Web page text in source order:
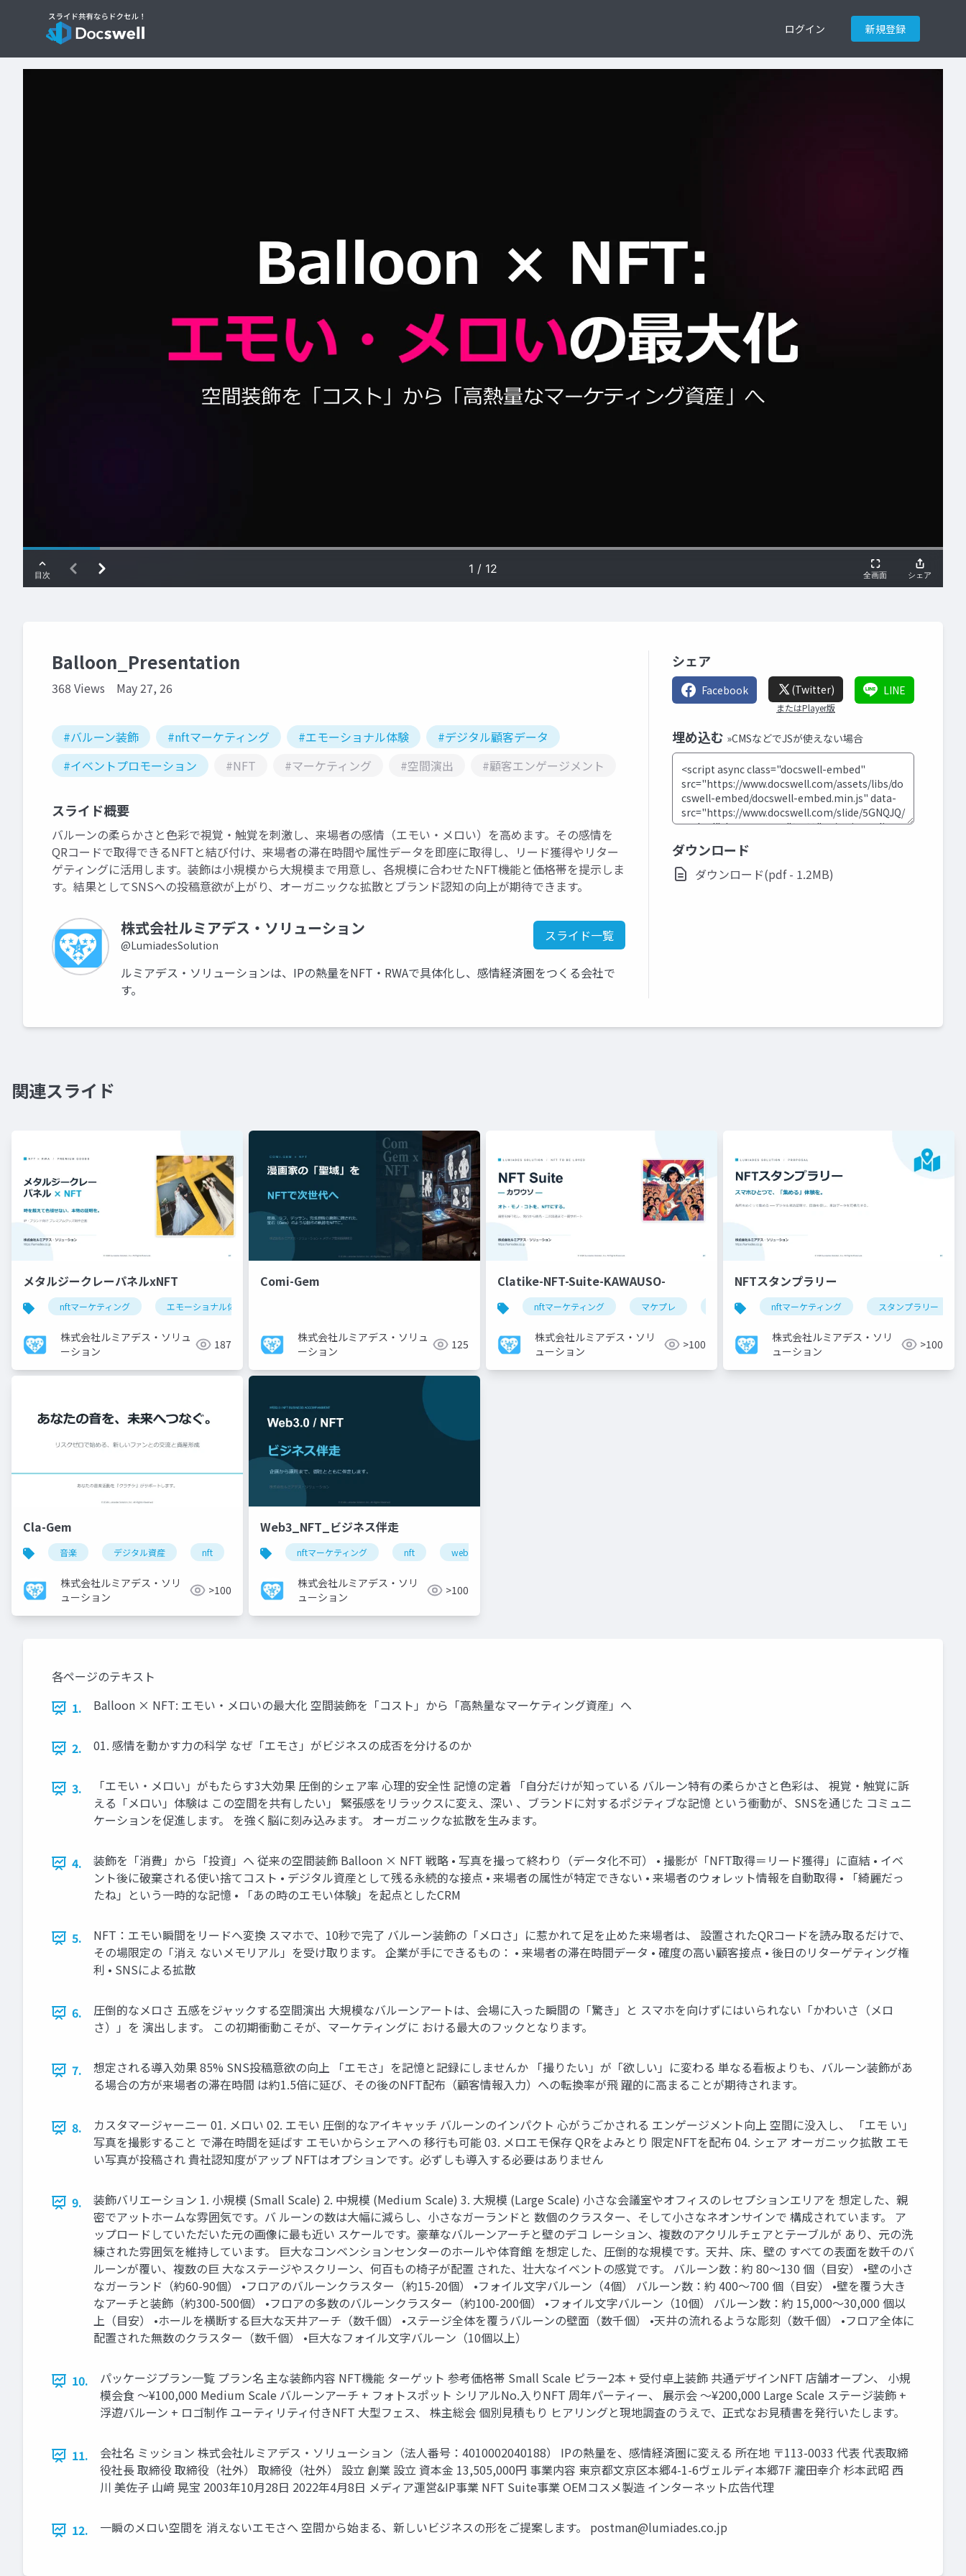
ログイン 新規登録
Balloon_Presentation
368 Views May 27, 26
#バルーン装飾 #nftマーケティング #エモーショナル体験
#デジタル顧客データ
#イベントプロモーション
#NFT #マーケティング #空間演出 #顧客エンゲージメント
スライド概要
バルーンの柔らかさと色彩で視覚・触覚を刺激し、来場者の感情（エモい・メロい）を高めます。その感情を
QRコードで取得できるNFTと結び付け、来場者の滞在時間や属性データを即座に取得し、リード獲得やリター
ゲティングに活用します。装飾は小規模から大規模まで用意し、各規模に合わせたNFT機能と価格帯を提示しま
す。結果としてSNSへの投稿意欲が上がり、オーガニックな拡散とブランド認知の向上が期待できます。
株式会社ルミアデス・ソリューション
@LumiadesSolution
スライド一覧
ルミアデス・ソリューションは、IPの熱量をNFT・RWAで具体化し、感情経済圏をつくる会社で
す。
シェア
Facebook (Twitter)
またはPlayer版
LINE
埋め込む »CMSなどでJSが使えない場合
ダウンロード
ダウンロード(pdf - 1.2MB)
関連スライド
メタルジークレーパネルxNFT
nftマーケティング エモーショナル体験
株式会社ルミアデス・ソリュ
ーション
187
Comi-Gem
株式会社ルミアデス・ソリュ
ーション
125
Clatike-NFT-Suite-KAWAUSO-
nftマーケティング マケプレ nft ブロックチェーン デジタル資産
株式会社ルミアデス・ソリ
ューション
>100
NFTスタンプラリー
nftマーケティング スタンプラリー
株式会社ルミアデス・ソリ
ューション
>100
Cla-Gem
音楽 デジタル資産 nft オンデマンド ファンエンゲージメント
株式会社ルミアデス・ソリ
ューション
>100
Web3_NFT_ビジネス伴走
nftマーケティング nft web3
株式会社ルミアデス・ソリ
ューション
>100
各ページのテキスト
1.
Balloon × NFT: エモい・メロいの最大化 空間装飾を「コスト」から「高熱量なマーケティング資産」へ
2. 01. 感情を動かす力の科学 なぜ「エモさ」がビジネスの成否を分けるのか
3.
「エモい・メロい」がもたらす3大効果 圧倒的シェア率 心理的安全性 記憶の定着 「自分だけが知っている バルーン特有の柔らかさと色彩は、 視覚・触覚に訴
える「メロい」体験は この空間を共有したい」 緊張感をリラックスに変え、深い 、ブランドに対するポジティブな記憶 という衝動が、SNSを通じた コミュニ
ケーションを促進します。 を強く脳に刻み込みます。 オーガニックな拡散を生みます。
4.
装飾を「消費」から「投資」へ 従来の空間装飾 Balloon × NFT 戦略 • 写真を撮って終わり（データ化不可） • 撮影が「NFT取得＝リード獲得」に直結 • イベ
ント後に破棄される使い捨てコスト • デジタル資産として残る永続的な接点 • 来場者の属性が特定できない • 来場者のウォレット情報を自動取得 • 「綺麗だっ
たね」という一時的な記憶 • 「あの時のエモい体験」を起点としたCRM
5.
NFT：エモい瞬間をリードへ変換 スマホで、10秒で完了 バルーン装飾の「メロさ」に惹かれて足を止めた来場者は、 設置されたQRコードを読み取るだけで、
その場限定の「消え ないメモリアル」を受け取ります。 企業が手にできるもの： • 来場者の滞在時間データ • 確度の高い顧客接点 • 後日のリターゲティング権
利 • SNSによる拡散
6.
圧倒的なメロさ 五感をジャックする空間演出 大規模なバルーンアートは、会場に入った瞬間の「驚き」と スマホを向けずにはいられない「かわいさ（メロ
さ）」を 演出します。 この初期衝動こそが、マーケティングに おける最大のフックとなります。
7.
想定される導入効果 85% SNS投稿意欲の向上 「エモさ」を記憶と記録にしませんか 「撮りたい」が「欲しい」に変わる 単なる看板よりも、バルーン装飾があ
る場合の方が来場者の滞在時間 は約1.5倍に延び、その後のNFT配布（顧客情報入力）への転換率が飛 躍的に高まることが期待されます。
8.
カスタマージャーニー 01. メロい 02. エモい 圧倒的なアイキャッチ バルーンのインパクト 心がうごかされる エンゲージメント向上 空間に没入し、 「エモ い」
写真を撮影すること で滞在時間を延ばす エモいからシェアへの 移行も可能 03. メロエモ保存 QRをよみとり 限定NFTを配布 04. シェア オーガニック拡散 エモ
い写真が投稿され 貴社認知度がアップ NFTはオプションです。必ずしも導入する必要はありません
9.
装飾バリエーション 1. 小規模 (Small Scale) 2. 中規模 (Medium Scale) 3. 大規模 (Large Scale) 小さな会議室やオフィスのレセプションエリアを 想定した、親
密でアットホームな雰囲気です。バ ルーンの数は大幅に減らし、小さなガーランドと 数個のクラスター、そして小さなネオンサインで 構成されています。 ア
ップロードしていただいた元の画像に最も近い スケールです。豪華なバルーンアーチと壁のデコ レーション、複数のアクリルチェアとテーブルが あり、元の洗
練された雰囲気を維持しています。 巨大なコンベンションセンターのホールや体育館 を想定した、圧倒的な規模です。天井、床、壁の すべての表面を数千のバ
ルーンが覆い、複数の巨 大なステージやスクリーン、何百もの椅子が配置 された、壮大なイベントの感覚です。 バルーン数：約 80〜130 個（目安） •壁の小さ
なガーランド（約60-90個） •フロアのバルーンクラスター（約15-20個） •フォイル文字バルーン（4個） バルーン数：約 400〜700 個（目安） •壁を覆う大き
なアーチと装飾（約300-500個） •フロアの多数のバルーンクラスター（約100-200個） •フォイル文字バルーン（10個） バルーン数：約 15,000〜30,000 個以
上（目安） •ホールを横断する巨大な天井アーチ（数千個） •ステージ全体を覆うバルーンの壁面（数千個） •天井の流れるような彫刻（数千個） •フロア全体に
配置された無数のクラスター（数千個） •巨大なフォイル文字バルーン（10個以上）
10.
パッケージプラン一覧 プラン名 主な装飾内容 NFT機能 ターゲット 参考価格帯 Small Scale ピラー2本 + 受付卓上装飾 共通デザインNFT 店舗オープン、 小規
模会食 ～¥100,000 Medium Scale バルーンアーチ + フォトスポット シリアルNo.入りNFT 周年パーティー、 展示会 ～¥200,000 Large Scale ステージ装飾 +
浮遊バルーン + ロゴ制作 ユーティリティ付きNFT 大型フェス、 株主総会 個別見積もり ヒアリングと現地調査のうえで、正式なお見積書を発行いたします。
11.
会社名 ミッション 株式会社ルミアデス・ソリューション（法人番号：4010002040188） IPの熱量を、感情経済圏に変える 所在地 〒113-0033 代表 代表取締
役社長 取締役 取締役（社外） 取締役（社外） 設立 創業 設立 資本金 13,505,000円 事業内容 東京都文京区本郷4-1-6ヴェルディ本郷7F 瀧田幸介 杉本武昭 西
川 美佐子 山﨑 晃宝 2003年10月28日 2022年4月8日 メディア運営&IP事業 NFT Suite事業 OEMコスメ製造 インターネット広告代理
12. 一瞬のメロい空間を 消えないエモさへ 空間から始まる、新しいビジネスの形をご提案します。 postman@lumiades.co.jp